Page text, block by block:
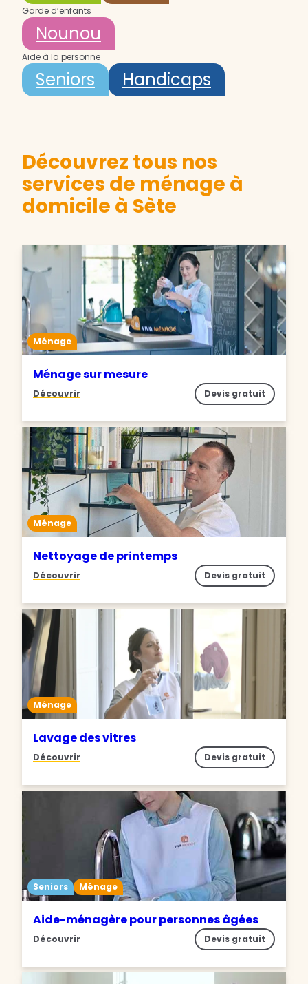
Garde d’enfants
Nounou
Aide à la personne
Seniors Handicaps
Découvrez tous nos
services de ménage à
domicile à Sète
Ménage
Ménage sur mesure
Découvrir Devis gratuit
Ménage
Nettoyage de printemps
Découvrir Devis gratuit
Ménage
Lavage des vitres
Découvrir Devis gratuit
Seniors Ménage
Aide-ménagère pour personnes âgées
Découvrir Devis gratuit